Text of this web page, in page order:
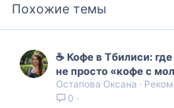
Похожие темы
☕ Кофе в Тбилиси:
не просто «кофе с
Остапова Оксана
0